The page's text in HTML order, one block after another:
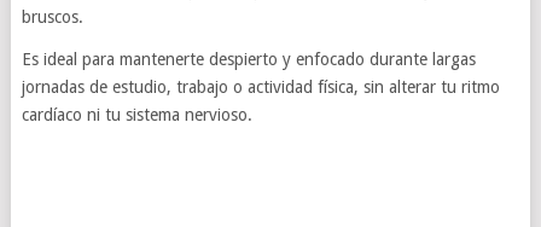
bruscos.
Es ideal para mantenerte despierto y enfocado durante largas
jornadas de estudio, trabajo o actividad física, sin alterar tu ritmo
cardíaco ni tu sistema nervioso.